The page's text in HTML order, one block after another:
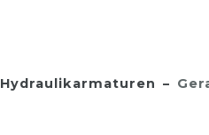
Hydraulikarmaturen